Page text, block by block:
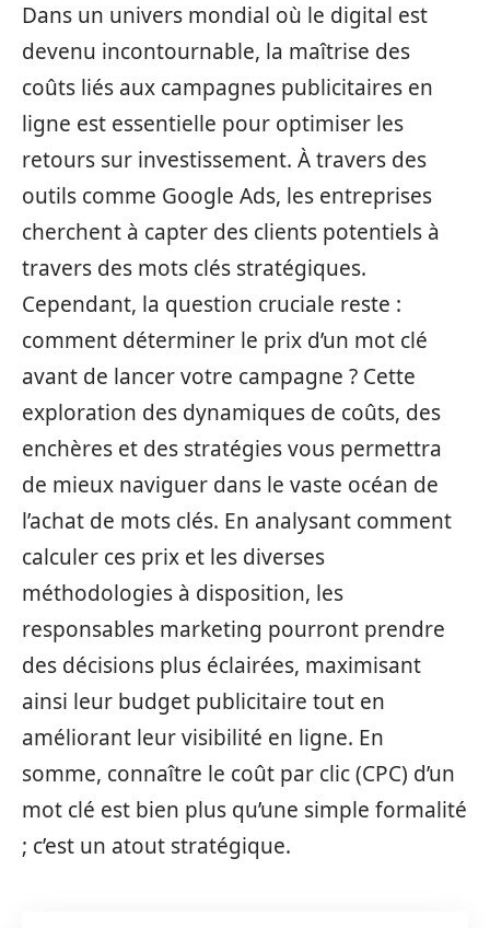
Dans un univers mondial où le digital est
devenu incontournable, la maîtrise des
coûts liés aux campagnes publicitaires en
ligne est essentielle pour optimiser les
retours sur investissement. À travers des
outils comme Google Ads, les entreprises
cherchent à capter des clients potentiels à
travers des mots clés stratégiques.
Cependant, la question cruciale reste :
comment déterminer le prix d’un mot clé
avant de lancer votre campagne ? Cette
exploration des dynamiques de coûts, des
enchères et des stratégies vous permettra
de mieux naviguer dans le vaste océan de
l’achat de mots clés. En analysant comment
calculer ces prix et les diverses
méthodologies à disposition, les
responsables marketing pourront prendre
des décisions plus éclairées, maximisant
ainsi leur budget publicitaire tout en
améliorant leur visibilité en ligne. En
somme, connaître le coût par clic (CPC) d’un
mot clé est bien plus qu’une simple formalité
; c’est un atout stratégique.